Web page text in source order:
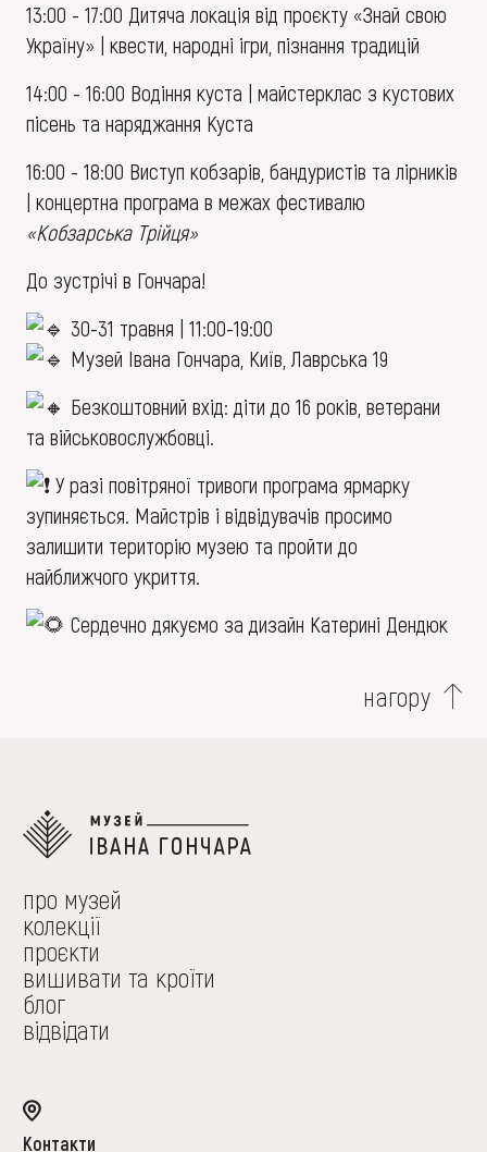
13:00 - 17:00 Дитяча локація від проєкту «Знай свою
Україну» | квести, народні ігри, пізнання традицій
14:00 - 16:00 Водіння куста | майстерклас з кустових
пісень та наряджання Куста
16:00 - 18:00 Виступ кобзарів, бандуристів та лірників
| концертна програма в межах фестивалю
«Кобзарська Трійця»
До зустрічі в Гончара!
30-31 травня | 11:00-19:00
Музей Івана Гончара, Київ, Лаврська 19
Безкоштовний вхід: діти до 16 років, ветерани
та військовослужбовці.
У разі повітряної тривоги програма ярмарку
зупиняється. Майстрів і відвідувачів просимо
залишити територію музею та пройти до
найближчого укриття.
Сердечно дякуємо за дизайн Катерині Дендюк
нагору
про музей
колекції
проєкти
вишивати та кроїти
блог
відвідати
Контакти